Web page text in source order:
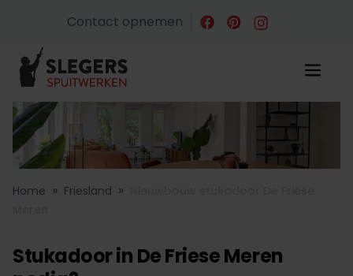
Contact opnemen
Home » Friesland »
Stukadoor in De Friese Meren